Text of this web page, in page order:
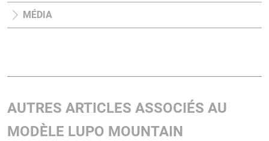
MÉDIA
AUTRES ARTICLES ASSOCIÉS AU
MODÈLE LUPO MOUNTAIN